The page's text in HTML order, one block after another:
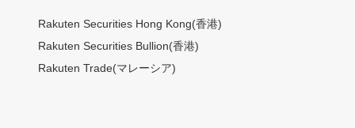
Rakuten Securities Hong Kong(香港)
Rakuten Securities Bullion(香港)
Rakuten Trade(マレーシア)